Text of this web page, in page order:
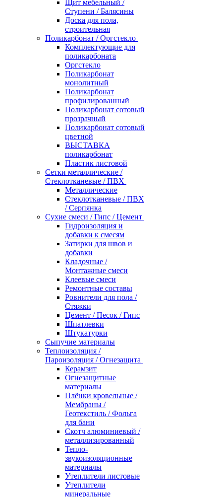
Щит мебельный /
Ступени / Балясины
Доска для пола,
строительная
Поликарбонат / Оргстекло
Комплектующие для
поликарбоната
Оргстекло
Поликарбонат
монолитный
Поликарбонат
профилированный
Поликарбонат сотовый
прозрачный
Поликарбонат сотовый
цветной
ВЫСТАВКА
поликарбонат
Пластик листовой
Сетки металлические /
Стеклотканевые / ПВХ
Металлические
Стеклотканевые / ПВХ
/ Серпянка
Сухие смеси / Гипс / Цемент
Гидроизоляция и
добавки к смесям
Затирки для швов и
добавки
Кладочные /
Монтажные смеси
Клеевые смеси
Ремонтные составы
Ровнители для пола /
Стяжки
Цемент / Песок / Гипс
Шпатлевки
Штукатурки
Сыпучие материалы
Теплоизоляция /
Пароизоляция / Огнезащита
Керамзит
Огнезащитные
материалы
Плёнки кровельные /
Мембраны /
Геотекстиль / Фольга
для бани
Скотч алюминиевый /
металлизированный
Тепло-
звукоизоляционные
материалы
Утеплители листовые
Утеплители
минеральные